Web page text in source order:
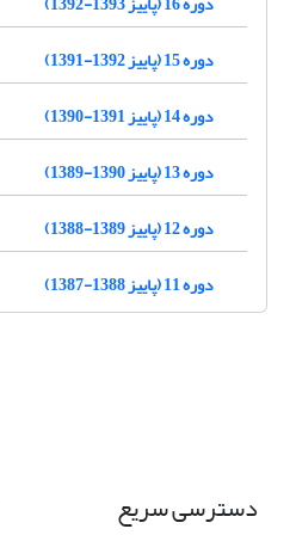
دوره 15 (پاییز 1392-1391)
دوره 14 (پاییز 1391-1390)
دوره 13 (پاییز 1390-1389)
دوره 12 (پاییز 1389-1388)
دوره 11 (پاییز 1388-1387)
دسترسی سریع